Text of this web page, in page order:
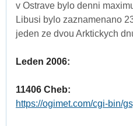
v Ostrave bylo denni
Libusi bylo zaznamenano
jeden ze dvou Arktickych
Leden 2006:
11406 Cheb:
https://ogimet.com/cgi-bin/